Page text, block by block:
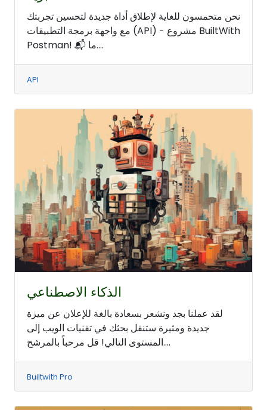
نحن متحمسون للغاية لإطلاق أداة جديدة لتحسين تجربتك
مع واجهة برمجة التطبيقات (API) - مشروع BuiltWith
Postman! 📬 ما....
API
الذكاء الاصطناعي
لقد عملنا بجد ونشعر بسعادة بالغة للإعلان عن ميزة
جديدة ومثيرة ستنقل بحثك في تقنيات الويب إلى
المستوى التالي! قل مرحباً بالمرشح....
Builtwith Pro